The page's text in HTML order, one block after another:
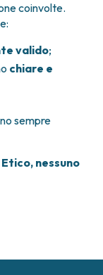
coinvolte.
valido;
chiare e
sempre
nessuno